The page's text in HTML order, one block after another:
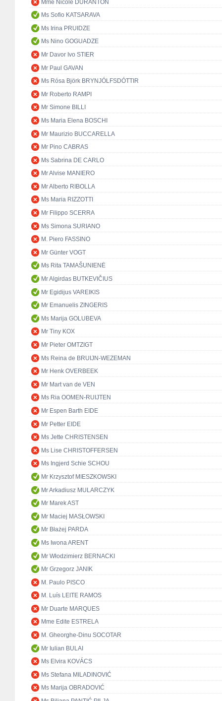
Mme Nicole DURANTON
Ms Sofio KATSARAVA
Ms Irina PRUIDZE
Ms Nino GOGUADZE
Mr Davor Ivo STIER
Mr Paul GAVAN
Ms Rósa Björk BRYNJÓLFSDÓTTIR
Mr Roberto RAMPI
Mr Simone BILLI
Ms Maria Elena BOSCHI
Mr Maurizio BUCCARELLA
Mr Pino CABRAS
Ms Sabrina DE CARLO
Mr Alvise MANIERO
Mr Alberto RIBOLLA
Ms Maria RIZZOTTI
Mr Filippo SCERRA
Ms Simona SURIANO
M. Piero FASSINO
Mr Günter VOGT
Ms Rita TAMAŠUNIENĖ
Mr Algirdas BUTKEVIČIUS
Mr Egidijus VAREIKIS
Mr Emanuelis ZINGERIS
Ms Marija GOLUBEVA
Mr Tiny KOX
Mr Pieter OMTZIGT
Ms Reina de BRUIJN-WEZEMAN
Mr Henk OVERBEEK
Mr Mart van de VEN
Ms Ria OOMEN-RUIJTEN
Mr Espen Barth EIDE
Mr Petter EIDE
Ms Jette CHRISTENSEN
Ms Lise CHRISTOFFERSEN
Ms Ingjerd Schie SCHOU
Mr Krzysztof MIESZKOWSKI
Mr Arkadiusz MULARCZYK
Mr Marek AST
Mr Maciej MASŁOWSKI
Mr Błażej PARDA
Ms Iwona ARENT
Mr Włodzimierz BERNACKI
Mr Grzegorz JANIK
M. Paulo PISCO
M. Luís LEITE RAMOS
Mr Duarte MARQUES
Mme Edite ESTRELA
M. Gheorghe-Dinu SOCOTAR
Mr Iulian BULAI
Ms Elvira KOVÁCS
Ms Stefana MILADINOVIĆ
Ms Marija OBRADOVIĆ